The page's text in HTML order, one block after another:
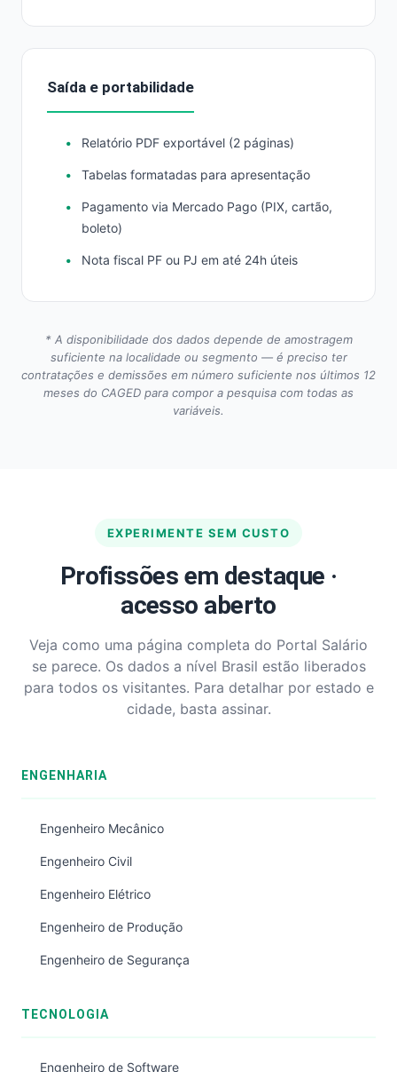
Saída e portabilidade
Relatório PDF exportável (2 páginas)
Tabelas formatadas para apresentação
Pagamento via Mercado Pago (PIX, cartão,
boleto)
Nota fiscal PF ou PJ em até 24h úteis
* A disponibilidade dos dados depende de amostragem
suficiente na localidade ou segmento — é preciso ter
contratações e demissões em número suficiente nos últimos 12
meses do CAGED para compor a pesquisa com todas as
variáveis.
EXPERIMENTE SEM CUSTO
Profissões em destaque ·
acesso aberto
Veja como uma página completa do Portal Salário
se parece. Os dados a nível Brasil estão liberados
para todos os visitantes. Para detalhar por estado e
cidade, basta assinar.
ENGENHARIA
Engenheiro Mecânico
Engenheiro Civil
Engenheiro Elétrico
Engenheiro de Produção
Engenheiro de Segurança
TECNOLOGIA
Engenheiro de Software